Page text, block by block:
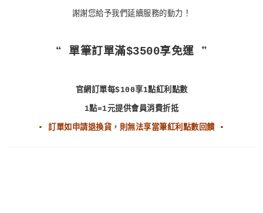
謝謝您給予我們延續服務的動力！
❝ 單筆訂單滿$3500享免運 ❞
官網訂單每$100享1點紅利點數
1點=1元提供會員消費折抵
▪ 訂單如申請退換貨，則無法享當筆紅利點數回饋 ▪